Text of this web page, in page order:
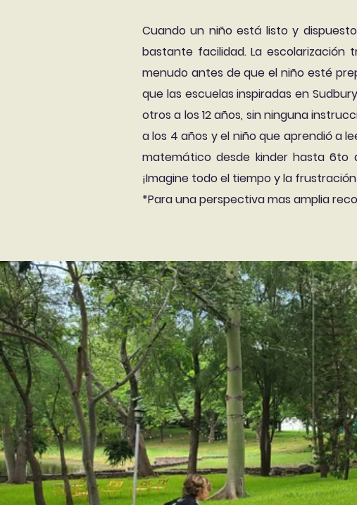
Cuando un niño está listo y
bastante facilidad. La escolarización
menudo antes de que el niño esté
que las escuelas inspiradas en
otros a los 12 años, sin ninguna
a los 4 años y el niño que aprendió a
matemático desde kinder hasta 6to
¡Imagine todo el tiempo y la
*Para una perspectiva mas amplia